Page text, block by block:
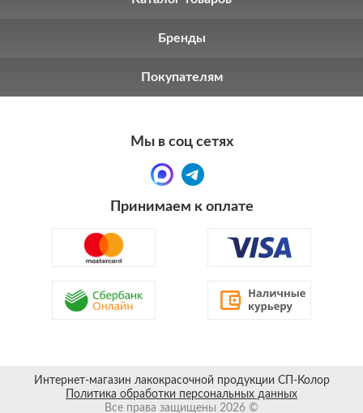
Бренды
Покупателям
Мы в соц сетях
Принимаем к оплате
Интернет-магазин лакокрасочной продукции СП-Колор
Политика обработки персональных данных
Все права защищены 2026 ©